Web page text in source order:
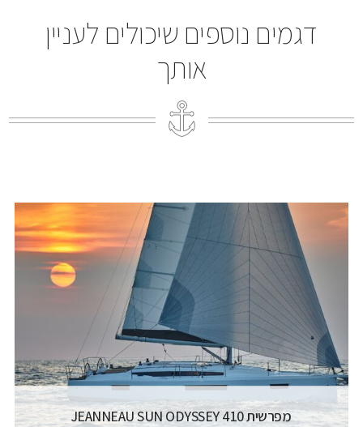
דגמים נוספים שיכולים לעניין
אותך
מפרשית JEANNEAU SUN ODYSSEY 410